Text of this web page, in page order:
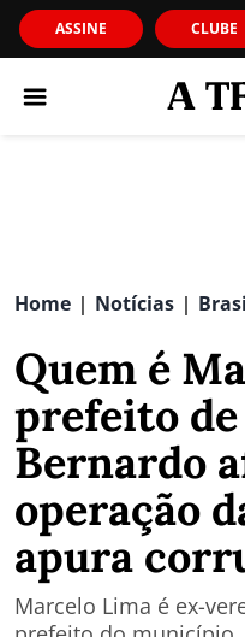
ASSINE CLUBE
Home | Notícias |
Quem é
prefeito de
Bernardo
operação
apura
Marcelo Lima é ex-